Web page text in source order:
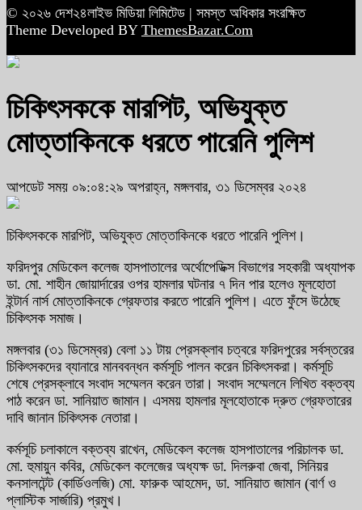
© ২০২৬ দেশ২৪লাইভ মিডিয়া লিমিটেড | সমস্ত অধিকার সংরক্ষিত
Theme Developed BY ThemesBazar.Com
চিকিৎসককে মারপিট, অভিযুক্ত
মোত্তাকিনকে ধরতে পারেনি পুলিশ
আপডেট সময় ০৯:০৪:২৯ অপরাহ্ন, মঙ্গলবার, ৩১ ডিসেম্বর ২০২৪
চিকিৎসককে মারপিট, অভিযুক্ত মোত্তাকিনকে ধরতে পারেনি পুলিশ।
ফরিদপুর মেডিকেল কলেজ হাসপাতালের অর্থোপেডিক্স বিভাগের সহকারী অধ্যাপক
ডা. মো. শাহীন জোয়ার্দারের ওপর হামলার ঘটনার ৭ দিন পার হলেও মূলহোতা
ইন্টার্ন নার্স মোত্তাকিনকে গ্রেফতার করতে পারেনি পুলিশ। এতে ফুঁসে উঠেছে
চিকিৎসক সমাজ।
মঙ্গলবার (৩১ ডিসেম্বর) বেলা ১১ টায় প্রেসক্লাব চত্বরে ফরিদপুরের সর্বস্তরের
চিকিৎসকদের ব্যানারে মানববন্ধন কর্মসূচি পালন করেন চিকিৎসকরা। কর্মসূচি
শেষে প্রেসক্লাবে সংবাদ সম্মেলন করেন তারা। সংবাদ সম্মেলনে লিখিত বক্তব্য
পাঠ করেন ডা. সানিয়াত জামান। এসময় হামলার মূলহোতাকে দ্রুত গ্রেফতারের
দাবি জানান চিকিৎসক নেতারা।
কর্মসূচি চলাকালে বক্তব্য রাখেন, মেডিকেল কলেজ হাসপাতালের পরিচালক ডা.
মো. হুমায়ুন কবির, মেডিকেল কলেজের অধ্যক্ষ ডা. দিলরুবা জেবা, সিনিয়র
কনসালটেন্ট (কার্ডিওলজি) মো. ফারুক আহমেদ, ডা. সানিয়াত জামান (বার্ণ ও
প্লাস্টিক সার্জারি) প্রমুখ।